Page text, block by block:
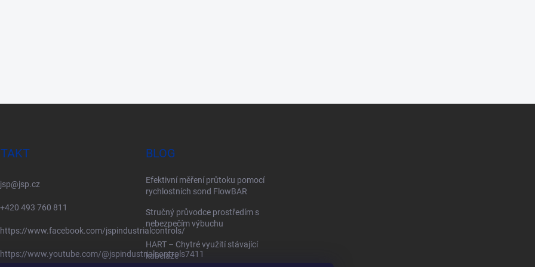
jsp@jsp.cz
+420 493 760 811
https://www.facebook.com/jspindustrialcontrols/
https://www.youtube.com/@jspindustrialcontrols7411
BLOG
Efektivní měření průtoku pomocí
rychlostních sond FlowBAR
Stručný průvodce prostředím s
nebezpečím výbuchu
HART – Chytré využití stávající
kabeláže